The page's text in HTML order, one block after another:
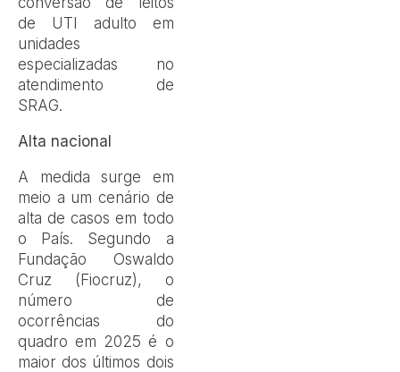
de UTI adulto em
unidades
especializadas no
atendimento de
SRAG.
Alta nacional
A medida surge em
meio a um cenário de
alta de casos em todo
o País. Segundo a
Fundação Oswaldo
Cruz (Fiocruz), o
número de
ocorrências do
quadro em 2025 é o
maior dos últimos dois